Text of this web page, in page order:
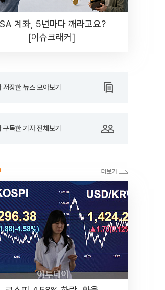
계좌, 5년마다 깨라고요?
[이슈크래커]
저장한 뉴스 모아보기
구독한 기자 전체보기